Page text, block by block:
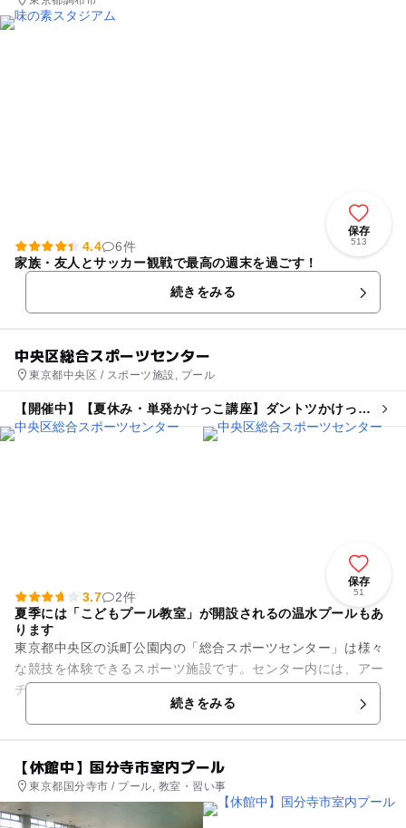
保存
513
4.4
6件
家族・友人とサッカー観戦で最高の週末を過ごす！
続きをみる
中央区総合スポーツセンター
東京都中央区 / スポーツ施設, プール
【開催中】【夏休み・単発かけっこ講座】ダントツかけっこ
塾・日本橋浜町教室
保存
51
3.7
2件
夏季には「こどもプール教室」が開設されるの温水プールもあ
ります
東京都中央区の浜町公園内の「総合スポーツセンター」は様々
な競技を体験できるスポーツ施設です。センター内には、アー
チェリー場や弓道場、競技場、トレーニングジム、児童室など
を完備しています。「スポー...続きをみる
【休館中】国分寺市室内プール
東京都国分寺市 / プール, 教室・習い事